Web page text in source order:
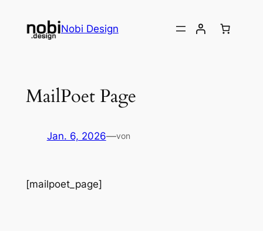
Inhalt
springen
Nobi Design
MailPoet Page
Jan. 6, 2026—von
[mailpoet_page]